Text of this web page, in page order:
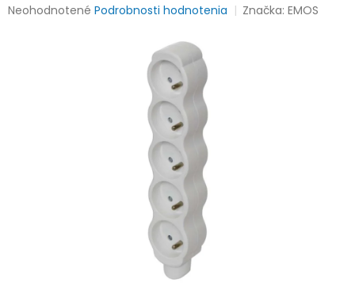
Priemerné
Neohodnotené Podrobnosti hodnotenia Značka:EMOS